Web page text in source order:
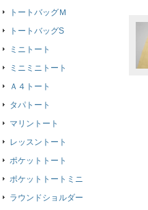
トートバッグＭ
トートバッグS
ミニトート
ミニミニトート
Ａ４トート
タパトート
マリントート
レッスントート
ポケットトート
ポケットトートミニ
ラウンドショルダー